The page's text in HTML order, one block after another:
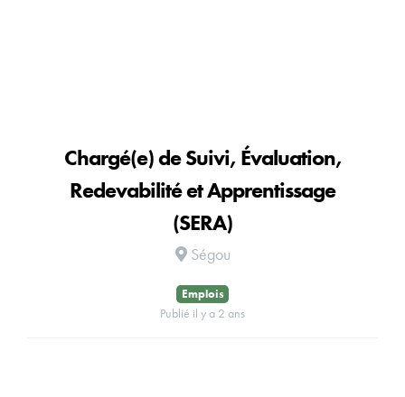
Chargé(e) de Suivi, Évaluation,
Redevabilité et Apprentissage
(SERA)
Ségou
Emplois
Publié il y a 2 ans